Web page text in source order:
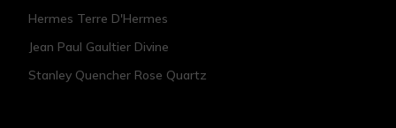
Hermes Terre D'Hermes
Jean Paul Gaultier Divine
Stanley Quencher Rose Quartz